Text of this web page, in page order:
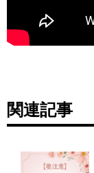
関連記事